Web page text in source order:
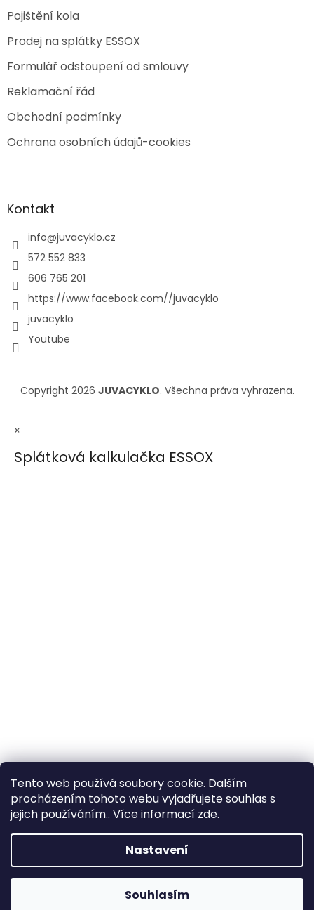
Tento web používá soubory cookie. Dalším
procházením tohoto webu vyjadřujete souhlas s
jejich používáním.. Více informací zde.
Nastavení
Souhlasím
Pojištění kola
Prodej na splátky ESSOX
Formulář odstoupení od smlouvy
Reklamační řád
Obchodní podmínky
Ochrana osobních údajů-cookies
Kontakt
info@juvacyklo.cz
572 552 833
606 765 201
https://www.facebook.com//juvacyklo
juvacyklo
Youtube
Copyright 2026 JUVACYKLO. Všechna práva vyhrazena.
×
Splátková kalkulačka ESSOX